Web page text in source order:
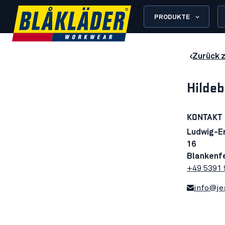
PRODUKTE
Zurück
KONTAKT
Ludwig-
16
+49 5391